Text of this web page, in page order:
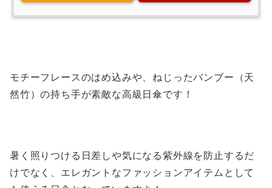
モチーフレースのはめ込みや、ねじったバンブー（天
然竹）の持ち手が素敵な高級日傘です！
暑く照りつける日差しや気になる紫外線を防止するだ
けでなく、エレガントなファッションアイテムとして